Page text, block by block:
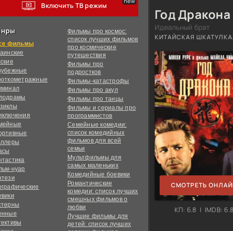
Включить ТВ режим
фильмы
нуар
Фильмы про космос:
список лучших фильмов
про космические
путешествия
Фильмы про
подростков
Фильмы-катастрофы
Фильмы про акул
Фильмы про танцы
Фильмы и сериалы про
программистов
Семейные комедии:
список комедийных
фильмов для всей
семьи
Мультфильмы для
самых маленьких
Комедийные боевики
Романтические
комедии: список лучших
смешных фильмов о
любви
Лучшие фильмы для
детей: список лучших
Год Дракона
Идеальный брат
КИТАЙСКАЯ
СМОТРЕТЬ
КП: 6.8 | IMDB: 6.8